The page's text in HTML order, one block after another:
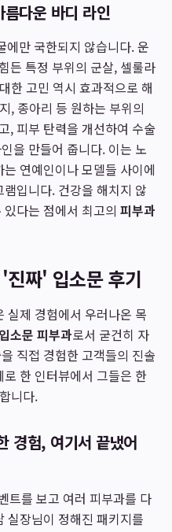
다운 바디 라인
에만 국한되지 않습니다. 운
든 특정 부위의 군살, 셀룰라
한 고민 역시 효과적으로 해
, 종아리 등 원하는 부위의
, 피부 탄력을 개선하여 수술
을 만들어 줍니다. 이는 노
연예인이나 모델들 사이에
입니다. 건강을 해치지 않
다는 점에서 최고의 피부과
진짜' 입소문 후기
실제 경험에서 우러나온 목
입소문 피부과로서 굳건히 자
직접 경험한 고객들의 진솔
한 인터뷰에서 그들은 한
니다.
경험, 여기서 끝냈어
트를 보고 여러 피부과를 다
실장님이 정해진 패키지를